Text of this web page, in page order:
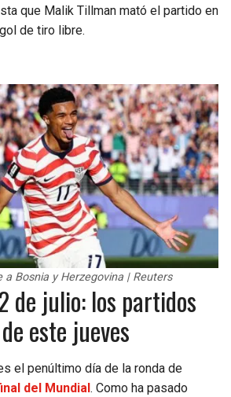
que Malik Tillman mató el partido en
de tiro libre.
a Bosnia y Herzegovina | Reuters
de julio: los partidos
este jueves
el penúltimo día de la ronda de
del Mundial . Como ha pasado